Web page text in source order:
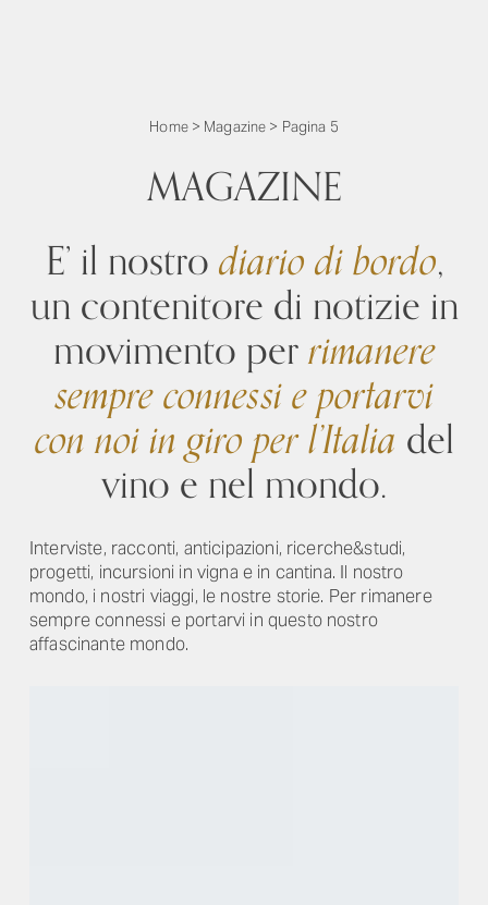
Home> Magazine > Pagina 5
MAGAZINE
E’ il nostrodiario di bordo,
un contenitore di notizie in
movimento perrimanere
sempre connessie portarvi
con noi in giro per l’Italia del
vino e nel mondo.
Interviste, racconti, anticipazioni, ricerche&studi,
progetti, incursioni in vigna e in cantina. Il nostro
mondo, i nostri viaggi, le nostre storie. Per rimanere
sempre connessi e portarvi in questo nostro
affascinante mondo.